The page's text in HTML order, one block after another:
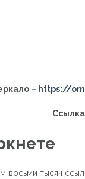
– https://
восьми тысяч